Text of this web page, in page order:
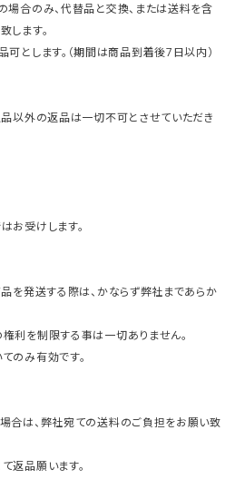
合のみ、代替品と交換、または送料を含
します。
とします。（期間は商品到着後7日以内）
以外の返品は一切不可とさせていただき
受けします。
を発送する際は、かならず弊社まであらか
を制限する事は一切ありません。
のみ有効です。
は、弊社宛ての送料のご負担をお願い致
返品願います。